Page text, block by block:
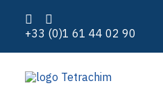
+33 (0)1 61 44 02 90